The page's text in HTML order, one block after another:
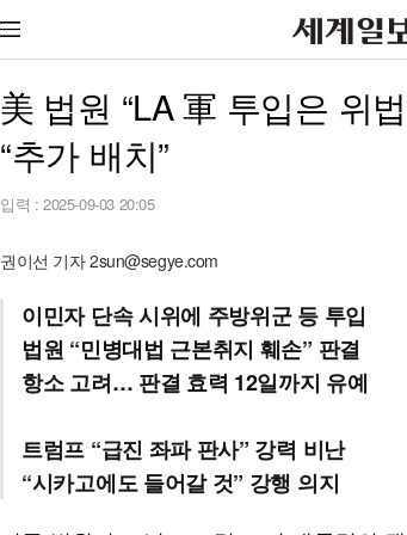
美 법원 “LA 軍 투입은 위
“추가 배치”
입력 : 2025-09-03 20:05
권이선 기자 2sun@segye.com
이민자 단속 시위에 주방위군 등 투입
법원 “민병대법 근본취지 훼손” 판결
항소 고려… 판결 효력 12일까지 유예
트럼프 “급진 좌파 판사” 강력 비난
“시카고에도 들어갈 것” 강행 의지